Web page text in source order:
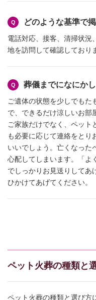
どのような基準で
電話対応、接客、清掃状況
地を訪問して確認しており
葬儀までになにか
ご遺体の状態を少しでもた
で、できるだけ涼しいお部
ご家族だけでなく、ペット
も必要に応じて連絡をとり
いいでしょう。亡くなった
心配してしまいます。「よ
でしっかりお見送りしてあ
ひかけてあげてください。
ペット火葬の種類と
ペット火葬の種類と選び方